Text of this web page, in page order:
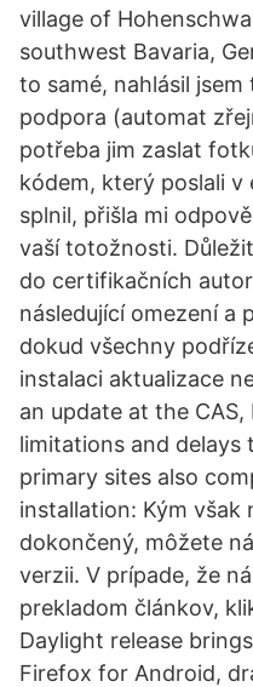
village of
southwest Bavaria,
to samé, nahlásil
podpora (automat
potřeba jim zaslat
kódem, který poslali v
splnil, přišla mi
vaší totožnosti.
do certifikačních
následující omezení a
dokud všechny
instalaci aktualizace
an update at the
limitations and delays
primary sites also
installation: Kým však
dokončený, môžete
verzii. V prípade, že
prekladom článkov,
Daylight release
Firefox for Android,